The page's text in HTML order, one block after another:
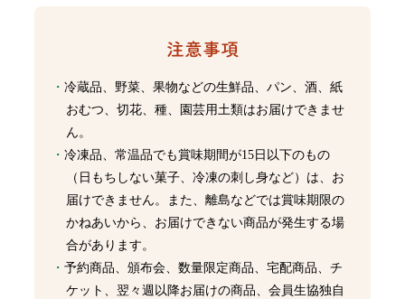
冷蔵品、野菜、果物などの生鮮品、パン、酒、紙
おむつ、切花、種、園芸用土類はお届けできませ
ん。
冷凍品、常温品でも賞味期間が15日以下のもの
（日もちしない菓子、冷凍の刺し身など）は、お
届けできません。また、離島などでは賞味期限の
かねあいから、お届けできない商品が発生する場
合があります。
予約商品、頒布会、数量限定商品、宅配商品、チ
ケット、翌々週以降お届けの商品、会員生協独自